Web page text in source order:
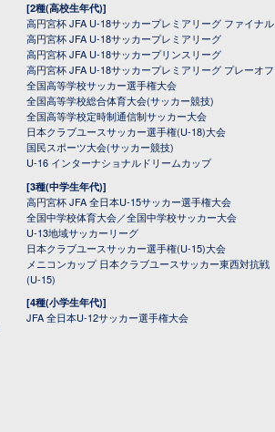
[2種(高校生年代)]
高円宮杯 JFA U-18サッカープレミアリーグ ファイナル
高円宮杯 JFA U-18サッカープレミアリーグ
高円宮杯 JFA U-18サッカープリンスリーグ
高円宮杯 JFA U-18サッカープレミアリーグ プレーオフ
全国高等学校サッカー選手権大会
全国高等学校総合体育大会(サッカー競技)
全国高等学校定時制通信制サッカー大会
日本クラブユースサッカー選手権(U-18)大会
国民スポーツ大会(サッカー競技)
U-16 インターナショナルドリームカップ
[3種(中学生年代)]
高円宮杯 JFA 全日本U-15サッカー選手権大会
全国中学校体育大会／全国中学校サッカー大会
U-13地域サッカーリーグ
日本クラブユースサッカー選手権(U-15)大会
メニコンカップ 日本クラブユースサッカー東西対抗戦
(U-15)
[4種(小学生年代)]
JFA 全日本U-12サッカー選手権大会